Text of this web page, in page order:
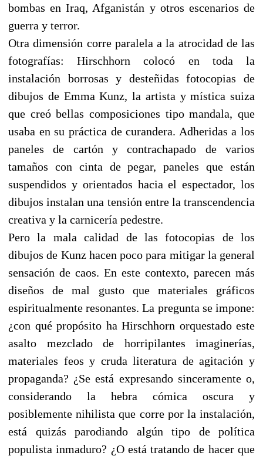
bombas en Iraq, Afganistán y otros escenarios de
guerra y terror.
Otra dimensión corre paralela a la atrocidad de las
fotografías: Hirschhorn colocó en toda la
instalación borrosas y desteñidas fotocopias de
dibujos de Emma Kunz, la artista y mística suiza
que creó bellas composiciones tipo mandala, que
usaba en su práctica de curandera. Adheridas a los
paneles de cartón y contrachapado de varios
tamaños con cinta de pegar, paneles que están
suspendidos y orientados hacia el espectador, los
dibujos instalan una tensión entre la transcendencia
creativa y la carnicería pedestre.
Pero la mala calidad de las fotocopias de los
dibujos de Kunz hacen poco para mitigar la general
sensación de caos. En este contexto, parecen más
diseños de mal gusto que materiales gráficos
espiritualmente resonantes. La pregunta se impone:
¿con qué propósito ha Hirschhorn orquestado este
asalto mezclado de horripilantes imaginerías,
materiales feos y cruda literatura de agitación y
propaganda? ¿Se está expresando sinceramente o,
considerando la hebra cómica oscura y
posiblemente nihilista que corre por la instalación,
está quizás parodiando algún tipo de política
populista inmaduro? ¿O está tratando de hacer que